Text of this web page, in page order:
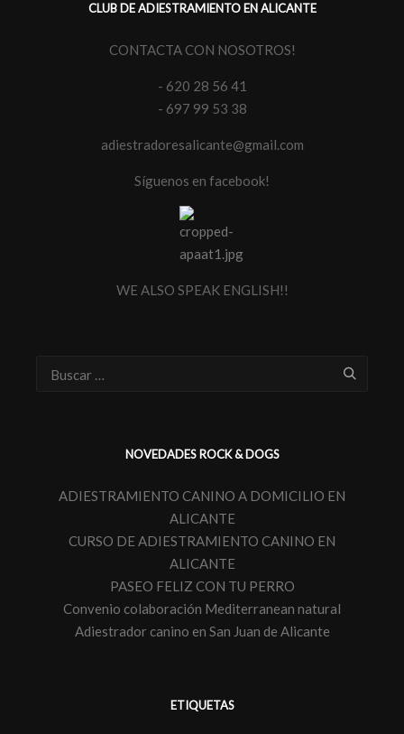
CLUB DE ADIESTRAMIENTO EN ALICANTE
CONTACTA CON NOSOTROS!
- 620 28 56 41
- 697 99 53 38
adiestradoresalicante@gmail.com
Síguenos en facebook!
WE ALSO SPEAK ENGLISH!!
NOVEDADES ROCK & DOGS
ADIESTRAMIENTO CANINO A DOMICILIO EN
ALICANTE
CURSO DE ADIESTRAMIENTO CANINO EN
ALICANTE
PASEO FELIZ CON TU PERRO
Convenio colaboración Mediterranean natural
Adiestrador canino en San Juan de Alicante
ETIQUETAS